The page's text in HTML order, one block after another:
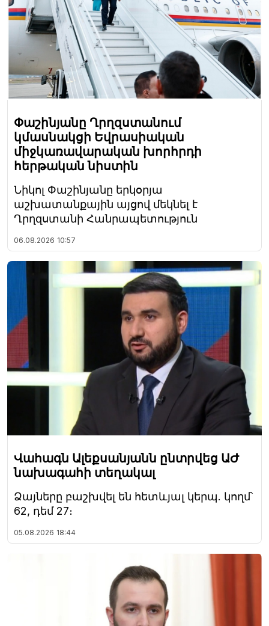
Փաշինյանը Ղրղզստանում
կմասնակցի Եվրասիական
միջկառավարական խորհրդի
հերթական նիստին
Նիկոլ Փաշինյանը երկօրյա
աշխատանքային այցով մեկնել է
Ղրղզստանի Հանրապետություն
06.08.2026 10:57
Վահագն Ալեքսանյանն ընտրվեց ԱԺ
նախագահի տեղակալ
Ձայները բաշխվել են հետևյալ կերպ. կողմ՝
62, դեմ 27։
05.08.2026 18:44